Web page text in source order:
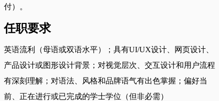
付）。
任职要求
英语流利（母语或双语水平）；具有UI/UX设计、网页设计、
产品设计或图形设计背景；对视觉层次、交互设计和用户流程
有深刻理解；对语法、风格和品牌语气有出色掌握；偏好当
前、正在进行或已完成的学士学位（但非必需）